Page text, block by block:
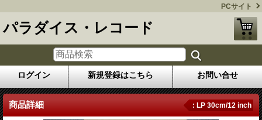
PCサイト
パラダイス・レコード
ログイン 新規登録はこちら お問い合せ
商品詳細 : LP 30cm/12 inch